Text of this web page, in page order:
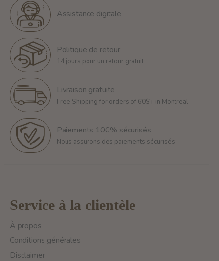
Assistance digitale
Politique de retour
14 jours pour un retour gratuit
Livraison gratuite
Free Shipping for orders of 60$+ in Montreal
Paiements 100% sécurisés
Nous assurons des paiements sécurisés
Service à la clientèle
À propos
Conditions générales
Disclaimer